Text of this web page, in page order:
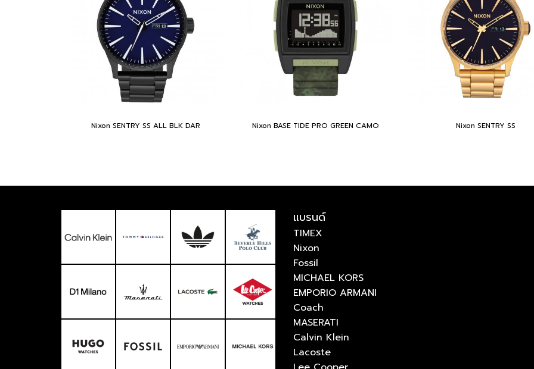
Nixon SENTRY SS ALL BLK DAR Nixon BASE TIDE PRO GREEN CAMO Nixon SENTRY SS
แบรนด์
TIMEX
Nixon
Fossil
MICHAEL KORS
EMPORIO ARMANI
Coach
MASERATI
Calvin Klein
Lacoste